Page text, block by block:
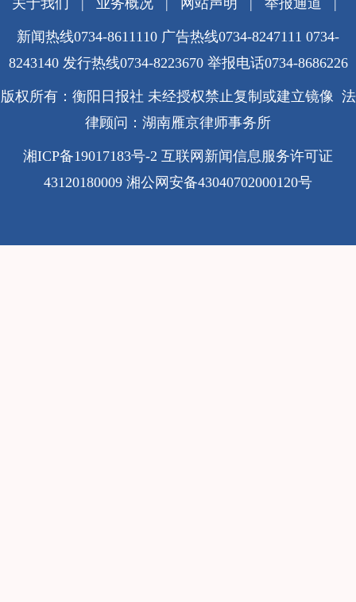
新闻热线0734-8611110 广告热线0734-8247111 0734-
8243140 发行热线0734-8223670 举报电话0734-8686226
版权所有：衡阳日报社 未经授权禁止复制或建立镜像 法
律顾问：湖南雁京律师事务所
湘ICP备19017183号-2 互联网新闻信息服务许可证
43120180009 湘公网安备43040702000120号